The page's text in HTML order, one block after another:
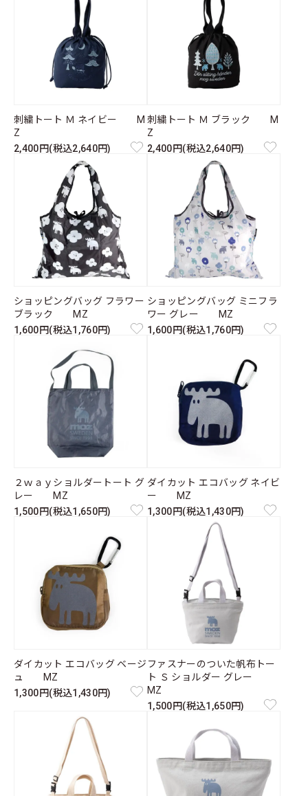
刺繍トート Ｍ ネイビー M
Z
2,400円(税込2,640円)
刺繍トート Ｍ ブラック M
Z
2,400円(税込2,640円)
ショッピングバッグ フラワー
ブラック MZ
1,600円(税込1,760円)
ショッピングバッグ ミニフラ
ワー グレー MZ
1,600円(税込1,760円)
２ｗａｙショルダートート グ
レー MZ
1,500円(税込1,650円)
ダイカット エコバッグ ネイビ
ー MZ
1,300円(税込1,430円)
ダイカット エコバッグ ベージ
ュ MZ
1,300円(税込1,430円)
ファスナーのついた帆布トー
ト Ｓ ショルダー グレー
MZ
1,500円(税込1,650円)